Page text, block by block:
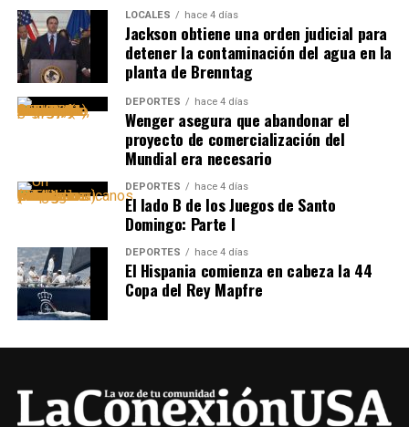
LOCALES hace 4 días
Jackson obtiene una orden judicial para
detener la contaminación del agua en la
planta de Brenntag
DEPORTES hace 4 días
Wenger asegura que abandonar el
proyecto de comercialización del
Mundial era necesario
DEPORTES hace 4 días
El lado B de los Juegos de Santo
Domingo: Parte I
DEPORTES hace 4 días
El Hispania comienza en cabeza la 44
Copa del Rey Mapfre